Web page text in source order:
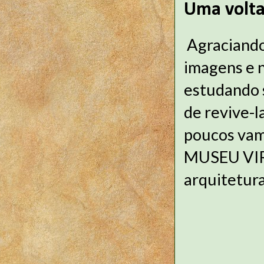
Uma
imagens e
estudando
de revive-
poucos
MUSEU
arquitetura